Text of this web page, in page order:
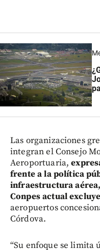
Las organizaciones
integran el Consejo
Aeroportuaria,
frente a la política
infraestructura
Conpes actual
aeropuertos
Córdova.
“Su enfoque se limita